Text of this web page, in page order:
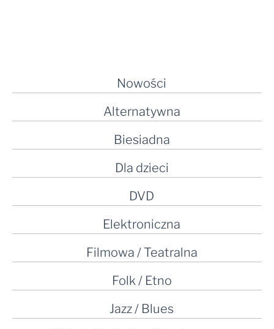
Nowości
Alternatywna
Biesiadna
Dla dzieci
DVD
Elektroniczna
Filmowa / Teatralna
Folk / Etno
Jazz / Blues